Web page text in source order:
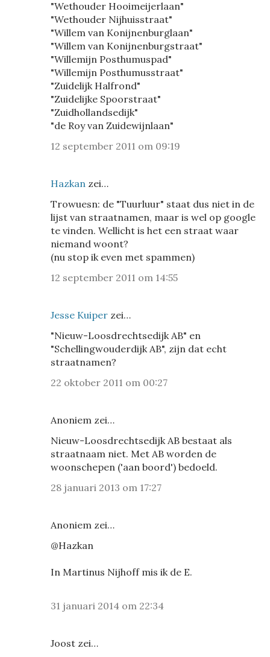
"Wethouder Hooimeijerlaan"
"Wethouder Nijhuisstraat"
"Willem van Konijnenburglaan"
"Willem van Konijnenburgstraat"
"Willemijn Posthumuspad"
"Willemijn Posthumusstraat"
"Zuidelijk Halfrond"
"Zuidelijke Spoorstraat"
"Zuidhollandsedijk"
"de Roy van Zuidewijnlaan"
12 september 2011 om 09:19
Hazkan zei…
Trowuesn: de "Tuurluur" staat dus niet in de
lijst van straatnamen, maar is wel op google
te vinden. Wellicht is het een straat waar
niemand woont?
(nu stop ik even met spammen)
12 september 2011 om 14:55
Jesse Kuiper zei…
"Nieuw-Loosdrechtsedijk AB" en
"Schellingwouderdijk AB", zijn dat echt
straatnamen?
22 oktober 2011 om 00:27
Anoniem zei…
Nieuw-Loosdrechtsedijk AB bestaat als
straatnaam niet. Met AB worden de
woonschepen ('aan boord') bedoeld.
28 januari 2013 om 17:27
Anoniem zei…
@Hazkan
In Martinus Nijhoff mis ik de E.
31 januari 2014 om 22:34
Joost zei…